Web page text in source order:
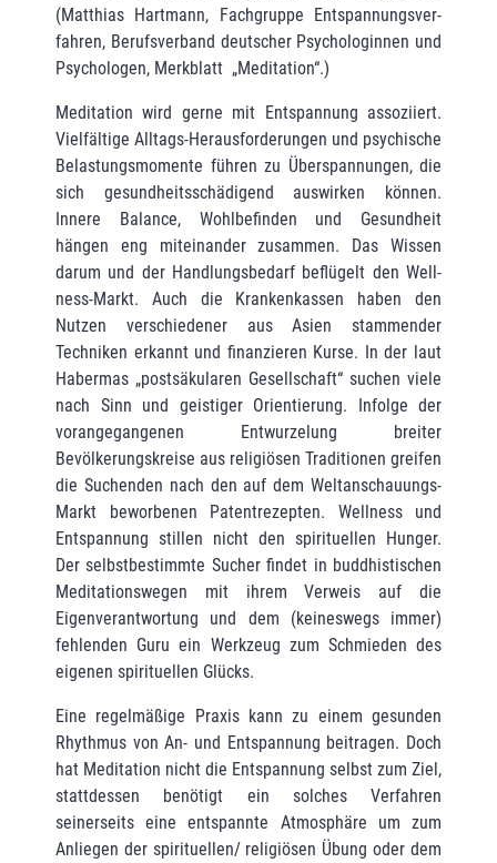
(Matthias Hartmann, Fachgruppe Entspannungsver­
fahren, Berufsverband deutscher Psychologinnen und
Psychologen, Merkblatt „Meditation“.)
Meditation wird gerne mit Entspannung assoziiert.
Vielfältige Alltags-Herausforderungen und psychische
Belastungsmomente führen zu Überspannungen, die
sich gesundheitsschä­di­gend auswirken können.
Innere Balance, Wohlbefinden und Gesundheit
hängen eng mitein­ander zusammen. Das Wissen
darum und der Handlungsbedarf beflügelt den Well­
ness-Markt. Auch die Krankenkassen haben den
Nutzen verschiedener aus Asien stammen­der
Techniken erkannt und finanzieren Kurse. In der laut
Habermas „postsäkularen Gesell­schaft“ suchen viele
nach Sinn und geistiger Orientierung. Infolge der
vorangegangenen Entwur­zelung breiter
Bevölkerungskreise aus religiösen Traditionen greifen
die Suchenden nach den auf dem Weltanschauungs-
Markt beworbenen Patentrezepten. Wellness und
Entspan­nung stillen nicht den spirituellen Hunger.
Der selbstbestimmte Sucher findet in buddhis­tischen
Meditationswegen mit ihrem Verweis auf die
Eigenverantwortung und dem (keines­wegs immer)
fehlenden Guru ein Werkzeug zum Schmieden des
eigenen spirituellen Glücks.
Eine regelmäßige Praxis kann zu einem gesunden
Rhythmus von An- und Entspannung bei­tragen. Doch
hat Meditation nicht die Entspannung selbst zum Ziel,
stattdessen benötigt ein solches Verfahren
seinerseits eine entspannte Atmosphäre um zum
Anliegen der spiritu­ellen/ religiösen Übung oder dem